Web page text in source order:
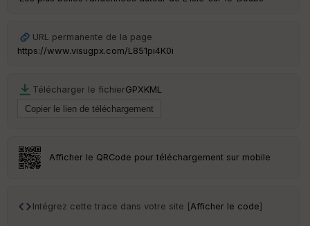
URL permanente de la page
https://www.visugpx.com/L851pi4K0i
Télécharger le fichierGPXKML
Afficher le QRCode pour téléchargement sur mobile
Intégrez cette trace dans votre site [Afficher le code]